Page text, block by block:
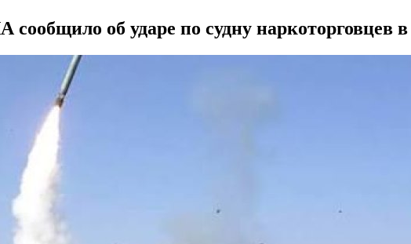
об ударе по судну наркоторговцев в